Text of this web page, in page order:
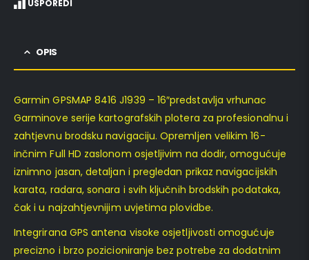
USPOREDI
OPIS
Garmin GPSMAP 8416 J1939 – 16″predstavlja vrhunac
Garminove serije kartografskih plotera za profesionalnu i
zahtjevnu brodsku navigaciju. Opremljen velikim 16-
inčnim Full HD zaslonom osjetljivim na dodir, omogućuje
iznimno jasan, detaljan i pregledan prikaz navigacijskih
karata, radara, sonara i svih ključnih brodskih podataka,
čak i u najzahtjevnijim uvjetima plovidbe.
Integrirana GPS antena visoke osjetljivosti omogućuje
precizno i brzo pozicioniranje bez potrebe za dodatnim